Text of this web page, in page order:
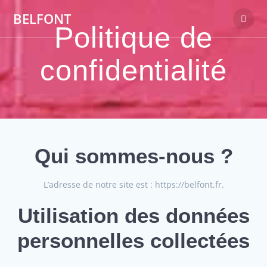
contenu
BELFONT
Politique de
confidentialité
Qui sommes-nous ?
L’adresse de notre site est : https://belfont.fr.
Utilisation des données
personnelles collectées